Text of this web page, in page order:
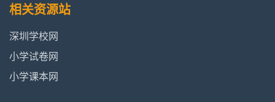
相关资源站
深圳学校网
小学试卷网
小学课本网